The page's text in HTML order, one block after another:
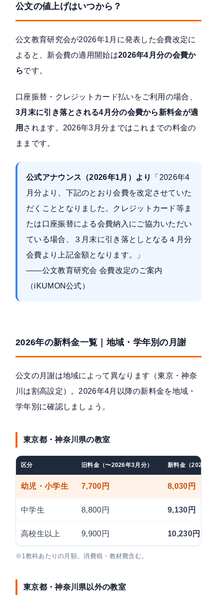
公文の値上げはいつから？
公文教育研究会が2026年1月に発表した会費改定に
よると、新会費の適用開始は2026年4月分の会費か
らです。
口座振替・クレジットカード払いをご利用の場合、
3月末に引き落とされる4月分の会費から新料金が適
用 されます。2026年3月分まではこれまでの料金の
ままです。
公式アナウンス（2026年1月）より
「2026年4
月分より、下記のとおり会費を改定させていた
だくこととなりました。クレジットカード等ま
たは口座振替による会費納入にご協力いただい
ている場合、３月末に引き落としとなる４月分
会費より上記金額となります。」
――公文教育研究会 会費改定のご案内
（iKUMON公式）
2026年の新料金一覧｜地域・学年別の月謝
公文の月謝は地域によって異なります（東京・神奈
川は割高設定）。2026年4月以降の新料金を地域・
学年別に確認しましょう。
東京都・神奈川県の教室
区分 旧料金（〜2026年3月分） 新料金（2026年4
幼児・小学生 7,700円 8,030円
中学生 8,800円 9,130円
高校生以上 9,900円 10,230円
※1教科あたりの月額。消費税・教材費含む。
東京都・神奈川県以外の教室